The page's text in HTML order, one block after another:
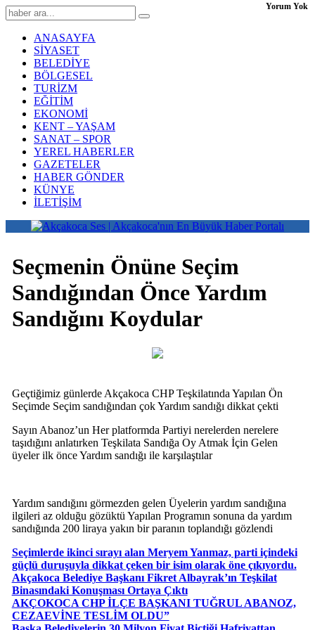
ANASAYFA
SİYASET
BELEDİYE
BÖLGESEL
TURİZM
EĞİTİM
EKONOMİ
KENT – YAŞAM
SANAT – SPOR
YEREL HABERLER
GAZETELER
HABER GÖNDER
KÜNYE
İLETİŞİM
Seçmenin Önüne Seçim
Sandığından Önce Yardım
Sandığını Koydular
Geçtiğimiz günlerde Akçakoca CHP Teşkilatında Yapılan Ön
Seçimde Seçim sandığından çok Yardım sandığı dikkat çekti
Sayın Abanoz’un Her platformda Partiyi nerelerden nerelere
taşıdığını anlatırken Teşkilata Sandığa Oy Atmak İçin Gelen
üyeler ilk önce Yardım sandığı ile karşılaştılar
Yardım sandığını görmezden gelen Üyelerin yardım sandığına
ilgileri az olduğu gözüktü Yapılan Programın sonuna da yardım
sandığında 200 liraya yakın bir paranın toplandığı gözlendi
Seçimlerde ikinci sırayı alan Meryem Yanmaz, parti içindeki
güçlü duruşuyla dikkat çeken bir isim olarak öne çıkıyordu.
Akçakoca Belediye Başkanı Fikret Albayrak’ın Teşkilat
Binasındaki Konuşması Ortaya Çıktı
AKÇOKOCA CHP İLÇE BAŞKANI TUĞRUL ABANOZ,
CEZAEVİNE TESLİM OLDU”
Yorum Yok